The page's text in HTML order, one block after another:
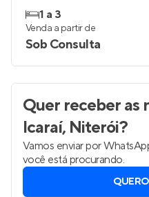
1 a 3
Venda a partir de
Sob Consulta
Quer receber as
Icaraí, Niterói?
Vamos enviar por
você está procurando.